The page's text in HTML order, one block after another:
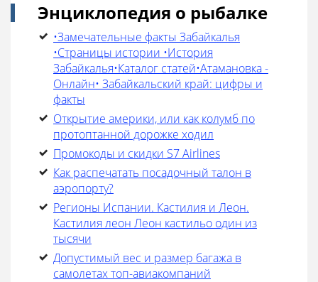
Энциклопедия о рыбалке
•Замечательные факты Забайкалья
•Страницы истории •История
Забайкалья•Каталог статей•Атамановка -
Онлайн• Забайкальский край: цифры и
факты
Открытие америки, или как колумб по
протоптанной дорожке ходил
Промокоды и скидки S7 Airlines
Как распечатать посадочный талон в
аэропорту?
Регионы Испании. Кастилия и Леон.
Кастилия леон Леон кастильо один из
тысячи
Допустимый вес и размер багажа в
самолетах топ-авиакомпаний